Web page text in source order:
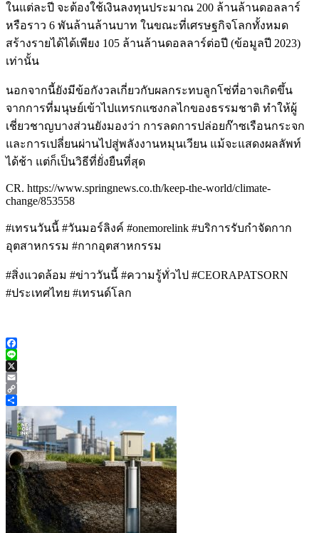
ในแต่ละปี จะต้องใช้เงินลงทุนประมาณ 200 ล้านล้านดอลลาร์
หรือราว 6 พันล้านล้านบาท ในขณะที่เศรษฐกิจโลกทั้งหมด
สร้างรายได้ได้เพียง 105 ล้านล้านดอลลาร์ต่อปี (ข้อมูลปี 2023)
เท่านั้น
นอกจากนี้ยังมีข้อกังวลเกี่ยวกับผลกระทบลูกโซ่ที่อาจเกิดขึ้น
จากการที่มนุษย์เข้าไปแทรกแซงกลไกของธรรมชาติ ทำให้ผู้
เชี่ยวชาญบางส่วนยังมองว่า การลดการปล่อยก๊าซเรือนกระจก
และการเปลี่ยนผ่านไปสู่พลังงานหมุนเวียน แม้จะแสดงผลลัพท์
ได้ช้า แต่ก็เป็นวิธีที่ยั่งยืนที่สุด
CR. https://www.springnews.co.th/keep-the-world/climate-
change/853558
#เทรนวันนี้ #วันมอร์ลิงค์ #onemorelink #บริการรับกำจัดกาก
อุตสาหกรรม #กากอุตสาหกรรม
#สิ่งแวดล้อม #ข่าววันนี้ #ความรู้ทั่วไป #CEORAPATSORN
#ประเทศไทย #เทรนด์โลก
Facebook
Line
X
Email
Copy
Link
Share